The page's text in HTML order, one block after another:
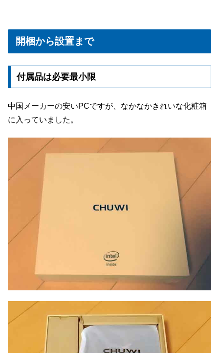
開梱から設置まで
付属品は必要最小限
中国メーカーの安いPCですが、なかなかきれいな化粧箱
に入っていました。